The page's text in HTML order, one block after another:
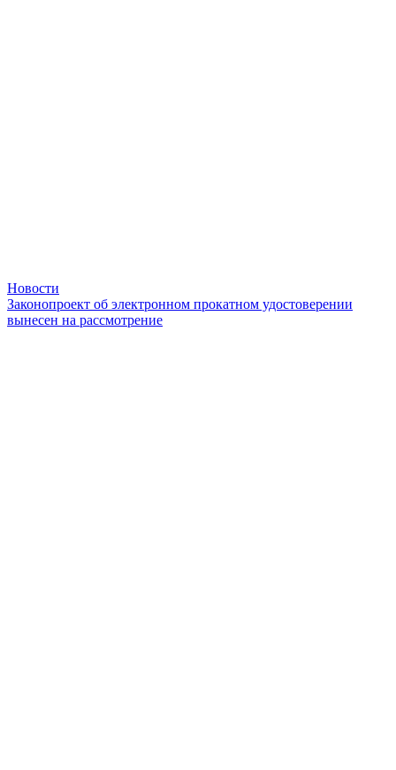
Новости
Законопроект об электронном прокатном удостоверении
вынесен на рассмотрение